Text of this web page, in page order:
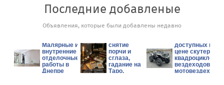
Последние добавленые
Объявления, которые были добавлены недавно
Малярные и
внутренние
отделочные
работы в
Днепре
снятие
порчи и
сглаза,
гадание на
Таро,
доступных по
цене скутеров,
квадроциклов,
вездеходов и